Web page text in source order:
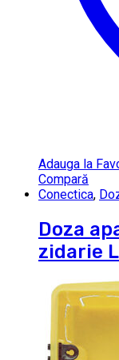
Adauga la
Compară
Conectica,
Doza
zidarie